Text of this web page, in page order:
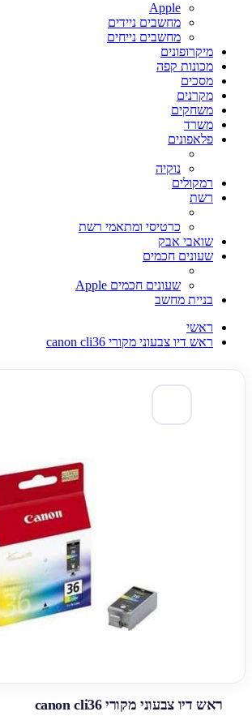
Apple
מחשבים ניידים
מחשבים נייחים
מיקרופונים
מכונות קפה
מסכים
מקרנים
משחקים
משרד
פלאפונים
נוקיה
רמקולים
רשת
כרטיסי ומתאמי רשת
שואבי אבק
שעונים חכמים
שעונים חכמים Apple
בניית מחשב
ראשי
ראש דיו צבעוני מקורי canon cli36
ראש דיו צבעוני מקורי canon cli36